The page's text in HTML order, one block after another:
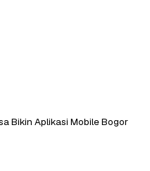
Bikin Aplikasi Mobile Bogor